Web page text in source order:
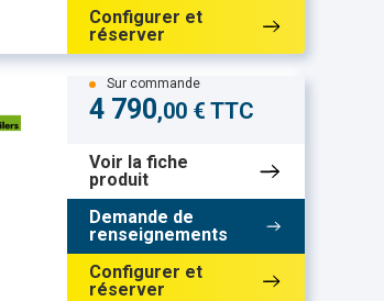
Configurer et
réserver
Sur commande
4 790,00 € TTC
Voir la fiche
produit
Demande de
renseignements
Configurer et
réserver